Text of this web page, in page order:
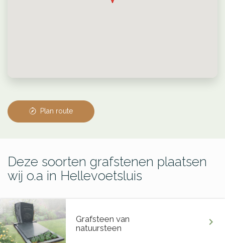
Plan route
Deze soorten grafstenen plaatsen
wij o.a in Hellevoetsluis
Grafsteen van
natuursteen
chevron_right